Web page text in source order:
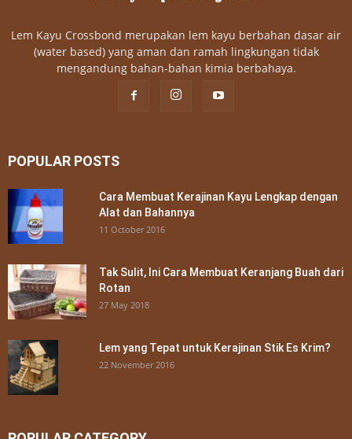
Lem Kayu Crossbond merupakan lem kayu berbahan dasar air
(water based) yang aman dan ramah lingkungan tidak
mengandung bahan-bahan kimia berbahaya.
POPULAR POSTS
Cara Membuat Kerajinan Kayu Lengkap dengan
Alat dan Bahannya
11 October 2016
Tak Sulit, Ini Cara Membuat Keranjang Buah dari
Rotan
27 May 2018
Lem yang Tepat untuk Kerajinan Stik Es Krim?
22 November 2016